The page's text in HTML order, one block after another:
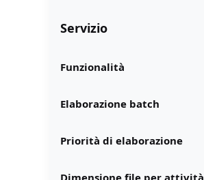
Servizio
Funzionalità
Elaborazione batch
Priorità di elaborazione
Dimensione file per attività